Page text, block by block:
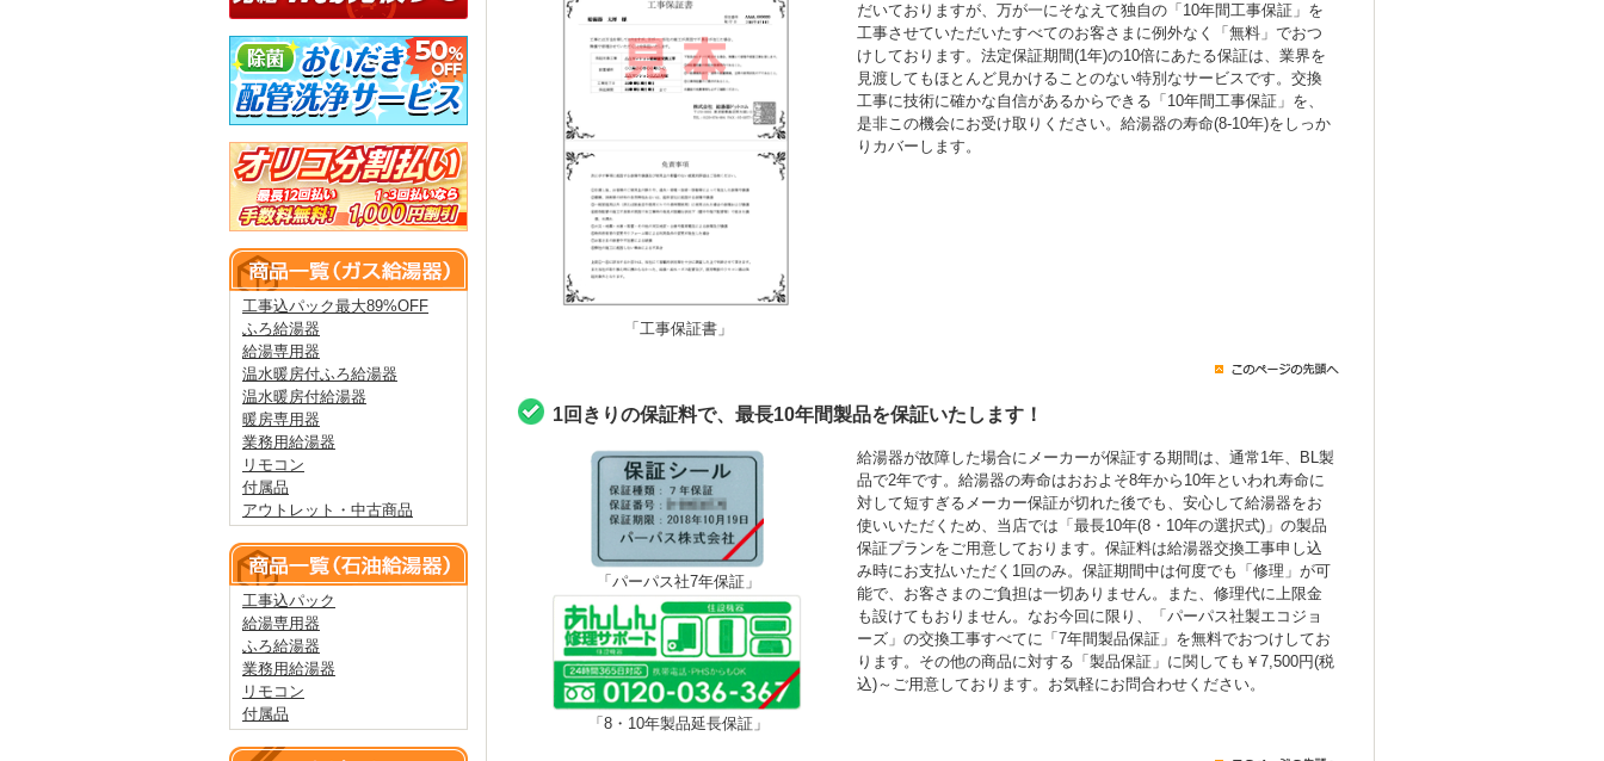
「工事保証書」
だいておりますが、万が一にそなえて独自の「10年間工事保証」を
工事させていただいたすべてのお客さまに例外なく「無料」でおつ
けしております。法定保証期間(1年)の10倍にあたる保証は、業界を
見渡してもほとんど見かけることのない特別なサービスです。交換
工事に技術に確かな自信があるからできる「10年間工事保証」を、
是非この機会にお受け取りください。給湯器の寿命(8-10年)をしっか
りカバーします。
1回きりの保証料で、最長10年間製品を保証いたします！
「パーパス社7年保証」
「8・10年製品延長保証」
給湯器が故障した場合にメーカーが保証する期間は、通常1年、BL製
品で2年です。給湯器の寿命はおおよそ8年から10年といわれ寿命に
対して短すぎるメーカー保証が切れた後でも、安心して給湯器をお
使いいただくため、当店では「最長10年(8・10年の選択式)」の製品
保証プランをご用意しております。保証料は給湯器交換工事申し込
み時にお支払いただく1回のみ。保証期間中は何度でも「修理」が可
能で、お客さまのご負担は一切ありません。また、修理代に上限金
も設けてもおりません。なお今回に限り、「パーパス社製エコジョ
ーズ」の交換工事すべてに「7年間製品保証」を無料でおつけしてお
ります。その他の商品に対する「製品保証」に関しても￥7,500円(税
込)～ご用意しております。お気軽にお問合わせください。
工事込パック最大89%OFF
ふろ給湯器
給湯専用器
温水暖房付ふろ給湯器
温水暖房付給湯器
暖房専用器
業務用給湯器
リモコン
付属品
アウトレット・中古商品
工事込パック
給湯専用器
ふろ給湯器
業務用給湯器
リモコン
付属品